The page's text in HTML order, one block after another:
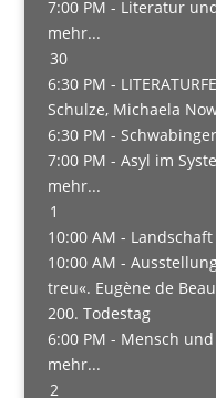
7:00 PM - Literatur
mehr...
30
6:30 PM -
Schulze, Michaela
6:30 PM -
7:00 PM - Asyl im
mehr...
1
10:00 AM -
10:00 AM -
treu«. Eugène de
200. Todestag
6:00 PM - Mensch
mehr...
2